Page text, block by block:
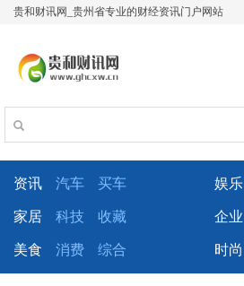
贵和财讯网_贵州省专业的财经资讯门户网站
资讯 汽车 买车 娱乐
家居 科技 收藏 企业
美食 消费 综合 时尚